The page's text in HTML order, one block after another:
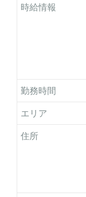
時給情報
勤務時間
エリア
住所